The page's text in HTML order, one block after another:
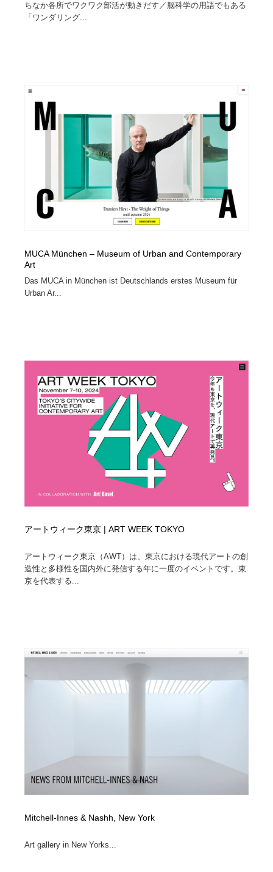
ちなか各所でワクワク部活が動きだす／脳科学の用語でもある
「ワンダリング...
MUCA München – Museum of Urban and Contemporary
Art
Das MUCA in München ist Deutschlands erstes Museum für
Urban Ar...
アートウィーク東京 | ART WEEK TOKYO
アートウィーク東京（AWT）は、東京における現代アートの創
造性と多様性を国内外に発信する年に一度のイベントです。東
京を代表する...
Mitchell-Innes & Nashh, New York
Art gallery in New Yorks...